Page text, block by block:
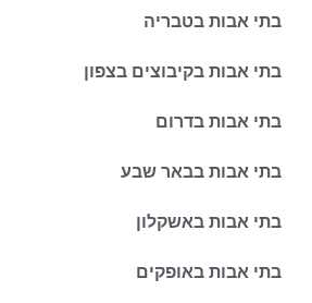
בתי אבות בטבריה
בתי אבות בקיבוצים בצפון
בתי אבות בדרום
בתי אבות בבאר שבע
בתי אבות באשקלון
בתי אבות באופקים